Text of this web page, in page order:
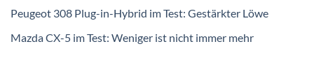
Peugeot 308 Plug-in-Hybrid im Test: Gestärkter Löwe
Mazda CX-5 im Test: Weniger ist nicht immer mehr